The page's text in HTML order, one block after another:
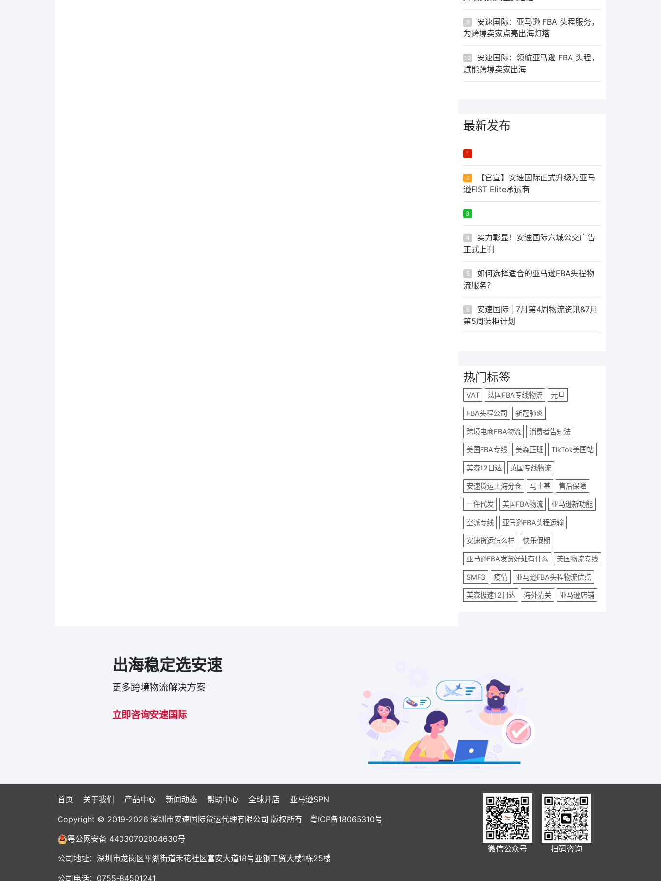
9
安速国际：亚马逊 FBA 头程服务，
为跨境卖家点亮出海灯塔
10
安速国际：领航亚马逊 FBA 头程，
赋能跨境卖家出海
最新发布
1
2
【官宣】安速国际正式升级为亚马
逊FIST Elite承运商
3
4
实力彰显！安速国际六城公交广告
正式上刊
5
如何选择适合的亚马逊FBA头程物
流服务？
6
安速国际 | 7月第4周物流资讯&7月
第5周装柜计划
热门标签
VAT 法国FBA专线物流 元旦
FBA头程公司 新冠肺炎
跨境电商FBA物流 消费者告知法
美国FBA专线 美森正班 TikTok美国站
美森12日达 英国专线物流
安速货运上海分仓 马士基 售后保障
一件代发 美国FBA物流 亚马逊新功能
空派专线 亚马逊FBA头程运输
安速货运怎么样 快乐假期
亚马逊FBA发货好处有什么 美国物流专线
SMF3 疫情 亚马逊FBA头程物流优点
美森极速12日达 海外清关 亚马逊店铺
出海稳定选安速
更多跨境物流解决方案
立即咨询安速国际
首页 关于我们 产品中心 新闻动态 帮助中心 全球开店
亚马逊SPN
Copyright © 2019-2026 深圳市安速国际货运代理有限公司 版权所有 粤ICP备18065310号
粤公网安备 44030702004630号
公司地址：深圳市龙岗区平湖街道禾花社区富安大道18号亚钢工贸大楼1栋25楼
公司电话：0755-84501241
微信公众号 扫码咨询